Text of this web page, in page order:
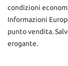
condizioni
Informazioni
punto vendita.
erogante.